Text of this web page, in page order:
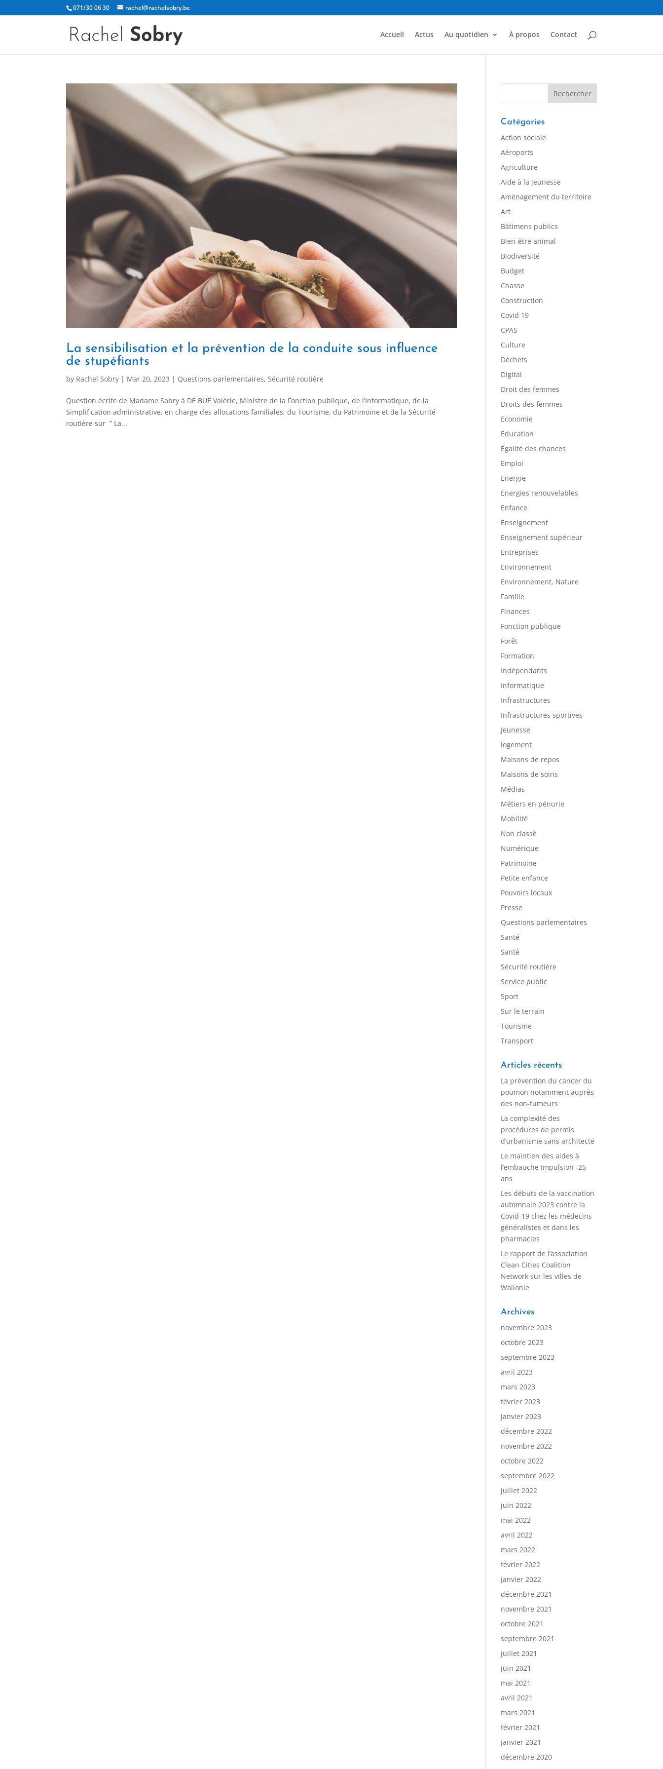
071/30 06 30 rachel@rachelsobry.be
Accueil Actus Au quotidien À propos Contact
La sensibilisation et la prévention de la conduite sous influence
de stupéfiants
by Rachel Sobry | Mar 20, 2023 | Questions parlementaires, Sécurité routière
Question écrite de Madame Sobry à DE BUE Valérie, Ministre de la Fonction publique, de l’Informatique, de la
Simplification administrative, en charge des allocations familiales, du Tourisme, du Patrimoine et de la Sécurité
routière sur ” La...
Catégories
Action sociale
Aéroports
Agriculture
Aide à la jeunesse
Aménagement du territoire
Art
Bâtimens publics
Bien-être animal
Biodiversité
Budget
Chasse
Construction
Covid 19
CPAS
Culture
Déchets
Digital
Droit des femmes
Droits des femmes
Economie
Education
Égalité des chances
Emploi
Energie
Energies renouvelables
Enfance
Enseignement
Enseignement supérieur
Entreprises
Environnement
Environnement, Nature
Famille
Finances
Fonction publique
Forêt
Formation
Indépendants
Informatique
Infrastructures
Infrastructures sportives
Jeunesse
logement
Maisons de repos
Maisons de soins
Médias
Métiers en pénurie
Mobilité
Non classé
Numérique
Patrimoine
Petite enfance
Pouvoirs locaux
Presse
Questions parlementaires
Santé
Santé
Sécurité routière
Service public
Sport
Sur le terrain
Tourisme
Transport
Articles récents
La prévention du cancer du
poumon notamment auprès
des non-fumeurs
La complexité des
procédures de permis
d’urbanisme sans architecte
Le maintien des aides à
l’embauche Impulsion -25
ans
Les débuts de la vaccination
automnale 2023 contre la
Covid-19 chez les médecins
généralistes et dans les
pharmacies
Le rapport de l’association
Clean Cities Coalition
Network sur les villes de
Wallonie
Archives
novembre 2023
octobre 2023
septembre 2023
avril 2023
mars 2023
février 2023
janvier 2023
décembre 2022
novembre 2022
octobre 2022
septembre 2022
juillet 2022
juin 2022
mai 2022
avril 2022
mars 2022
février 2022
janvier 2022
décembre 2021
novembre 2021
octobre 2021
septembre 2021
juillet 2021
juin 2021
mai 2021
avril 2021
mars 2021
février 2021
janvier 2021
décembre 2020